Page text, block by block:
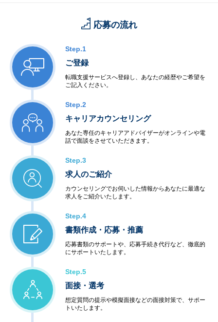
応募の流れ
Step.1
ご登録
転職支援サービスへ登録し、あなたの経歴やご希望を
ご記入ください。
Step.2
キャリアカウンセリング
あなた専任のキャリアアドバイザーがオンラインや電
話で面談をさせていただきます。
Step.3
求人のご紹介
カウンセリングでお伺いした情報からあなたに最適な
求人をご紹介いたします。
Step.4
書類作成・応募・推薦
応募書類のサポートや、応募手続き代行など、徹底的
にサポートいたします。
Step.5
面接・選考
想定質問の提示や模擬面接などの面接対策で、サポー
トいたします。